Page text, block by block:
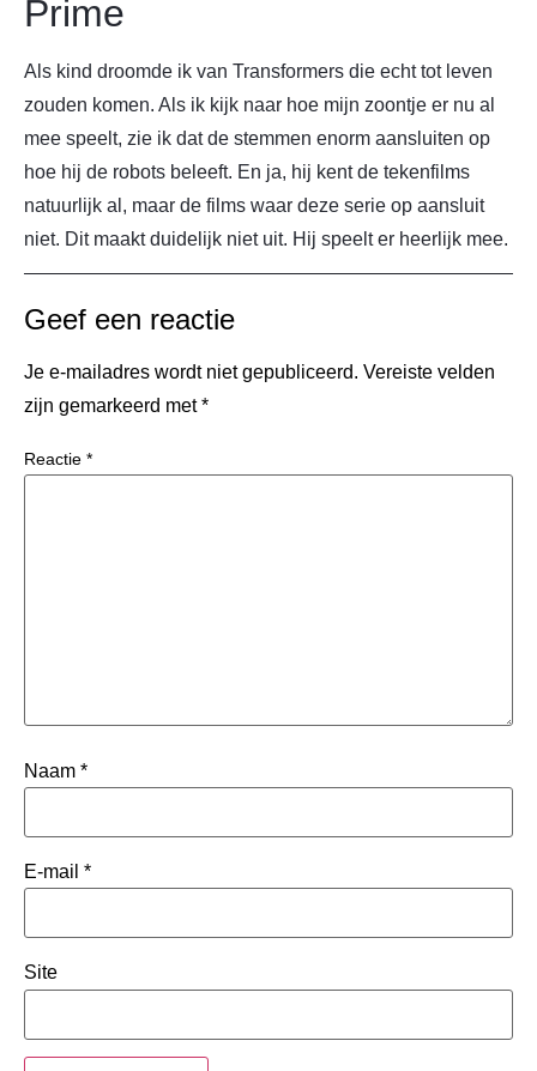
Prime
Als kind droomde ik van Transformers die echt tot leven
zouden komen. Als ik kijk naar hoe mijn zoontje er nu al
mee speelt, zie ik dat de stemmen enorm aansluiten op
hoe hij de robots beleeft. En ja, hij kent de tekenfilms
natuurlijk al, maar de films waar deze serie op aansluit
niet. Dit maakt duidelijk niet uit. Hij speelt er heerlijk mee.
Geef een reactie
Je e-mailadres wordt niet gepubliceerd. Vereiste velden
zijn gemarkeerd met*
Reactie *
Naam *
E-mail *
Site